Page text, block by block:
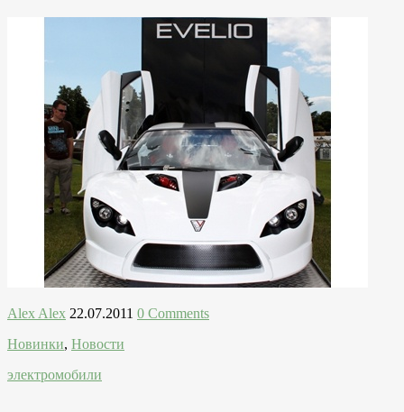
Alex Alex 22.07.2011 0 Comments
Новинки, Новости
электромобили